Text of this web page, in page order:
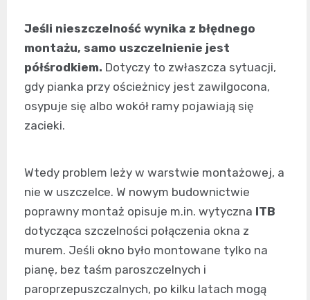
Jeśli nieszczelność wynika z błędnego
montażu, samo uszczelnienie jest
półśrodkiem. Dotyczy to zwłaszcza sytuacji,
gdy pianka przy ościeżnicy jest zawilgocona,
osypuje się albo wokół ramy pojawiają się
zacieki.
Wtedy problem leży w warstwie montażowej, a
nie w uszczelce. W nowym budownictwie
poprawny montaż opisuje m.in. wytyczna ITB
dotycząca szczelności połączenia okna z
murem. Jeśli okno było montowane tylko na
pianę, bez taśm paroszczelnych i
paroprzepuszczalnych, po kilku latach mogą